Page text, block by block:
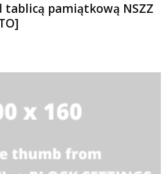
tablicą pamiątkową NSZZ